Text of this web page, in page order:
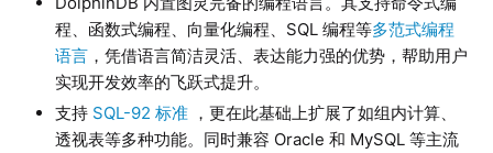
程、函数式编程、向量化编程、SQL 编程等多范式编程
语言，凭借语言简洁灵活、表达能力强的优势，帮助用户
实现开发效率的飞跃式提升。
支持 SQL-92 标准，更在此基础上扩展了如组内计算、
透视表等多种功能。同时兼容 Oracle 和 MySQL 等主流